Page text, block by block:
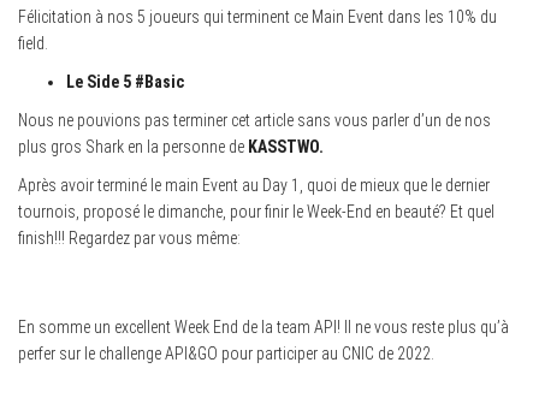
Félicitation à nos 5 joueurs qui terminent ce Main Event dans les 10% du
field.
Le Side 5 #Basic
Nous ne pouvions pas terminer cet article sans vous parler d’un de nos
plus gros Shark en la personne de KASSTWO.
Après avoir terminé le main Event au Day 1, quoi de mieux que le dernier
tournois, proposé le dimanche, pour finir le Week-End en beauté? Et quel
finish!!! Regardez par vous même:
En somme un excellent Week End de la team API! Il ne vous reste plus qu’à
perfer sur le challenge API&GO pour participer au CNIC de 2022.